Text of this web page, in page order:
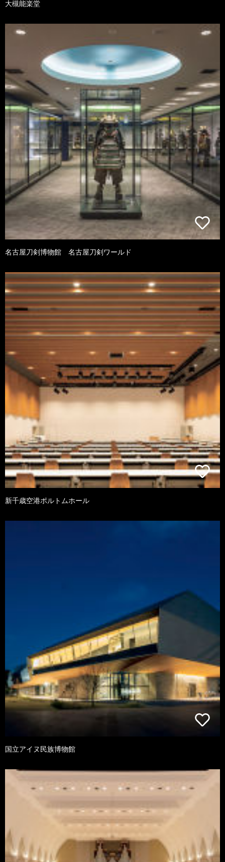
大槻能楽堂
名古屋刀剣博物館 名古屋刀剣ワールド
新千歳空港ポルトムホール
国立アイヌ民族博物館